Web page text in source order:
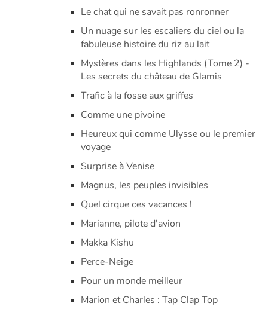
Le chat qui ne savait pas ronronner
Un nuage sur les escaliers du ciel ou la
fabuleuse histoire du riz au lait
Mystères dans les Highlands (Tome 2) -
Les secrets du château de Glamis
Trafic à la fosse aux griffes
Comme une pivoine
Heureux qui comme Ulysse ou le premier
voyage
Surprise à Venise
Magnus, les peuples invisibles
Quel cirque ces vacances !
Marianne, pilote d'avion
Makka Kishu
Perce-Neige
Pour un monde meilleur
Marion et Charles : Tap Clap Top